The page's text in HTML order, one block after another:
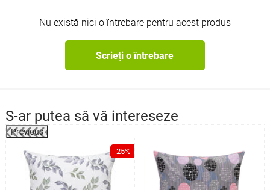
Nu există nici o întrebare pentru acest produs
Scrieți o întrebare
S-ar putea să vă intereseze
Previous
-25%